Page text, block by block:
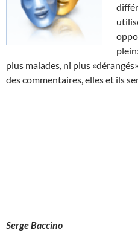
plus malades, ni plus
des commentaires, elles et ils
Serge Baccino